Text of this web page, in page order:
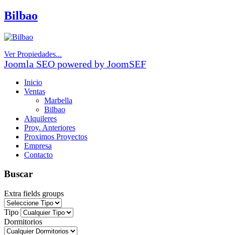
Bilbao
Ver Propiedades...
Joomla SEO powered by JoomSEF
Inicio
Ventas
Marbella
Bilbao
Alquileres
Proy. Anteriores
Proximos Proyectos
Empresa
Contacto
Buscar
Extra fields groups
Tipo
Dormitorios